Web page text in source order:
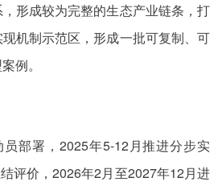
形成较为完整的生态产业链条，打
机制示范区，形成一批可复制、可
例。
部署，2025年5-12月推进分步实
评价，2026年2月至2027年12月进